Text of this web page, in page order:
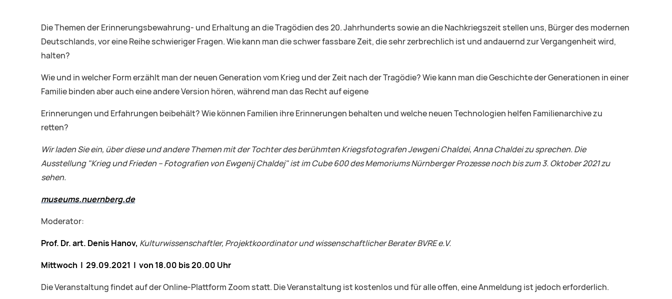
Die Themen der Erinnerungsbewahrung- und Erhaltung an die Tragödien des 20. Jahrhunderts sowie an die Nachkriegszeit stellen uns, Bürger des modernen
Deutschlands, vor eine Reihe schwieriger Fragen. Wie kann man die schwer fassbare Zeit, die sehr zerbrechlich ist und andauernd zur Vergangenheit wird,
halten?
Wie und in welcher Form erzählt man der neuen Generation vom Krieg und der Zeit nach der Tragödie? Wie kann man die Geschichte der Generationen in einer
Familie binden aber auch eine andere Version hören, während man das Recht auf eigene
Erinnerungen und Erfahrungen beibehält? Wie können Familien ihre Erinnerungen behalten und welche neuen Technologien helfen Familienarchive zu
retten?
Wir laden Sie ein, über diese und andere Themen mit der Tochter des berühmten Kriegsfotografen Jewgeni Chaldei, Anna Chaldei zu sprechen.Die
Ausstellung "Krieg und Frieden – Fotografien von Ewgenij Chaldej" ist im Cube 600des Memoriums Nürnberger Prozesse noch bis zum 3. Oktober 2021 zu
sehen.
museums.nuernberg.de
Moderator:
Prof. Dr. art. Denis Hanov, Kulturwissenschaftler, Projektkoordinator und wissenschaftlicher Berater BVRE e.V.
Mittwoch | 29.09.2021 | von 18.00 bis 20.00 Uhr
Die Veranstaltung findet auf der Online-Plattform Zoom statt. Die Veranstaltung ist kostenlos und für alle offen, eine Anmeldung ist jedoch erforderlich.